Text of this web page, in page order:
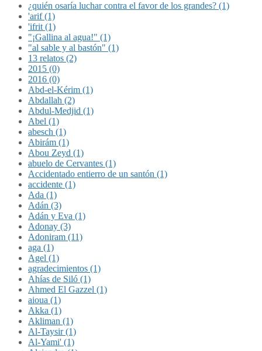
¿quién osaría luchar contra el favor de los grandes? (1)
'arif (1)
'ifrit (1)
"¡Gallina al agua!" (1)
"al sable y al bastón" (1)
13 relatos (2)
2015 (0)
2016 (0)
Abd-el-Kérim (1)
Abdallah (2)
Abdul-Medjid (1)
Abel (1)
abesch (1)
Abirám (1)
Abou Zeyd (1)
abuelo de Cervantes (1)
Accidentado entierro de un santón (1)
accidente (1)
Ada (1)
Adán (3)
Adán y Eva (1)
Adonay (3)
Adoniram (11)
aga (1)
Agel (1)
agradecimientos (1)
Ahías de Siló (1)
Ahmed El Gazzel (1)
aioua (1)
Akka (1)
Akliman (1)
Al-Taysir (1)
Al-Yami' (1)